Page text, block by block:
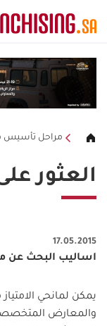
مراحل
العثور
17.05.2015
اساليب البحث عن
يمكن لمانحي
والمعارض